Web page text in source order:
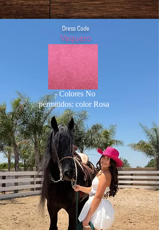
Dress Code
Vaquero
- Colores No
permitidos: color Rosa